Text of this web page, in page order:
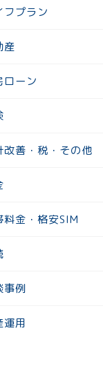
フプラン
産
ローン
改善・税・その他
料金・格安SIM
事例
運用